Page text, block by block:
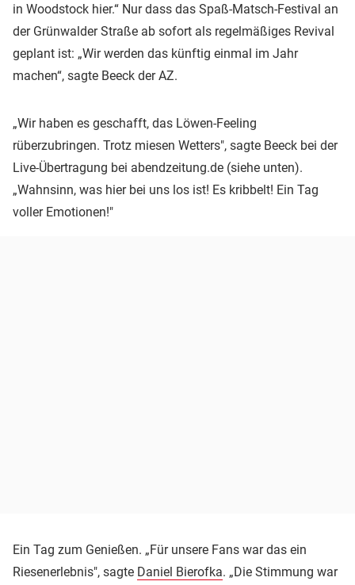
in Woodstock hier.“ Nur dass das Spaß-Matsch-Festival an
der Grünwalder Straße ab sofort als regelmäßiges Revival
geplant ist: „Wir werden das künftig einmal im Jahr
machen“, sagte Beeck der AZ.
„Wir haben es geschafft, das Löwen-Feeling
rüberzubringen. Trotz miesen Wetters", sagte Beeck bei der
Live-Übertragung bei abendzeitung.de (siehe unten).
„Wahnsinn, was hier bei uns los ist! Es kribbelt! Ein Tag
voller Emotionen!"
Ein Tag zum Genießen. „Für unsere Fans war das ein
Riesenerlebnis", sagte Daniel Bierofka. „Die Stimmung war